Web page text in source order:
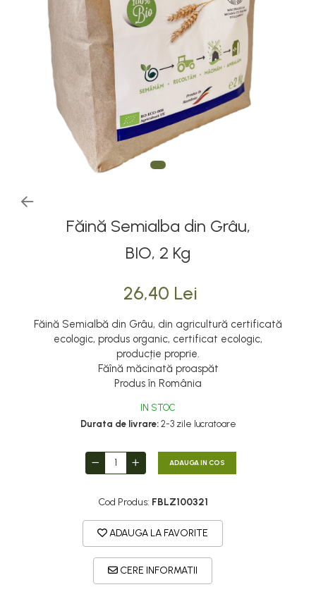
Făină Semialba din Grâu,
BIO, 2 Kg
26,40 Lei
Făină Semialbă din Grâu, din agricultură certificată
ecologic, produs organic, certificat ecologic,
producție proprie.
Făînă măcinată proaspăt
Produs în România
IN STOC
Durata de livrare:2-3 zile lucratoare
ADAUGA IN COS
Cod Produs: FBLZ100321
ADAUGA LA FAVORITE
CERE INFORMATII